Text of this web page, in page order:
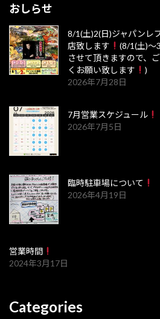
おしらせ
8/1(土)2(日)ジャパンレ
店致します
(8/1(土)～
させて頂きますので、
くお願い致します
)
2026年7月28日
7月営業スケジュール
2026年7月5日
臨時駐車場について
2026年4月19日
営業時間
2024年3月17日
Categories